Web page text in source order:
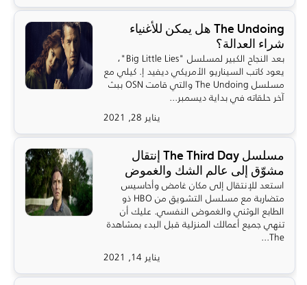
The Undoing هل يمكن للأغنياء
شراء العدالة؟
بعد النجاح الكبير لمسلسل "Big Little Lies"،
يعود كاتب السيناريو الأمريكي ديفيد إ. كيلي مع
مسلسل The Undoing والتي قامت OSN ببث
آخر حلقاته في بداية ديسمبر...
يناير 28, 2021
مسلسل The Third Day إنتقال
مشوّق إلى عالم الشك والغموض
استعد للإنتقال إلى مكان غامض وأحاسيس
متضاربة مع مسلسل التشويق من HBO ذو
الطابع الوثني والغموض النفسي. عليك أن
تنهي جميع أعمالك المنزلية قبل البدء بمشاهدة
The...
يناير 14, 2021